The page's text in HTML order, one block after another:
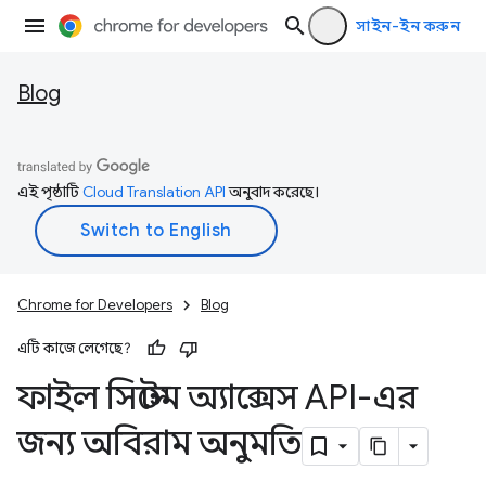
সাইন-ইন করুন
Blog
এই পৃষ্ঠাটিCloud Translation APIঅনুবাদ করেছে।
Chrome for Developers Blog
এটি কাজে লেগেছে?
ফাইল সিস্টেম অ্যাক্সেস API-এর
জন্য অবিরাম অনুমতি